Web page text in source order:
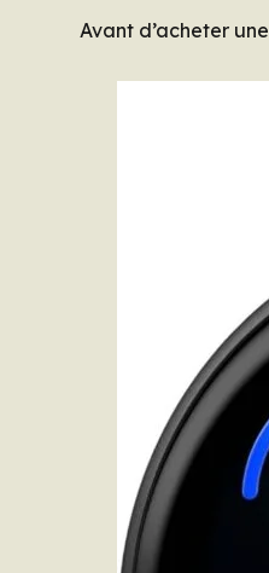
Avant d’acheter une